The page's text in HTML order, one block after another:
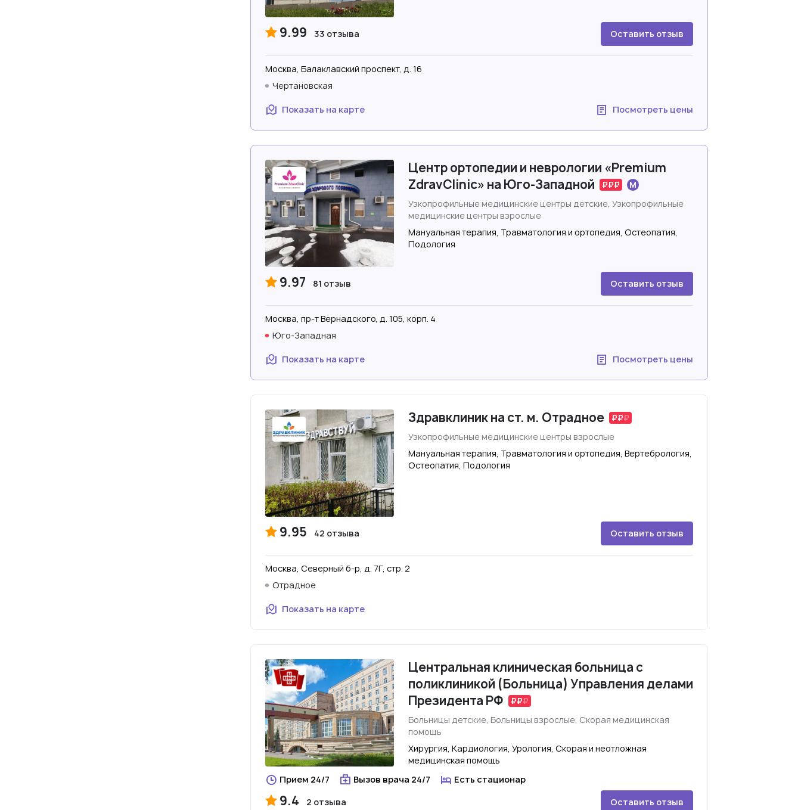
9.99 33 отзыва Оставить отзыв
Москва, Балаклавский проспект, д. 16
Чертановская
Показать на карте Посмотреть цены
Центр ортопедии и неврологии «Premium
ZdravClinic» на Юго-Западной
Узкопрофильные медицинские центры детские, Узкопрофильные
медицинские центры взрослые
Мануальная терапия, Травматология и ортопедия, Остеопатия,
Подология
9.97 81 отзыв Оставить отзыв
Москва, пр-т Вернадского, д. 105, корп. 4
Юго-Западная
Показать на карте Посмотреть цены
Здравклиник на ст. м. Отрадное
Узкопрофильные медицинские центры взрослые
Мануальная терапия, Травматология и ортопедия, Вертебрология,
Остеопатия, Подология
9.95 42 отзыва Оставить отзыв
Москва, Северный б-р, д. 7Г, стр. 2
Отрадное
Показать на карте
Центральная клиническая больница с
поликлиникой (Больница) Управления делами
Президента РФ
Больницы детские, Больницы взрослые, Скорая медицинская
помощь
Хирургия, Кардиология, Урология, Скорая и неотложная
медицинская помощь
Прием 24/7
Вызов врача 24/7 Есть стационар
9.4 2 отзыва Оставить отзыв